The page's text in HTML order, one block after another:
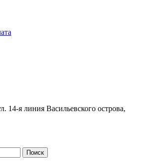
14-я линия Васильевского острова,
Поиск